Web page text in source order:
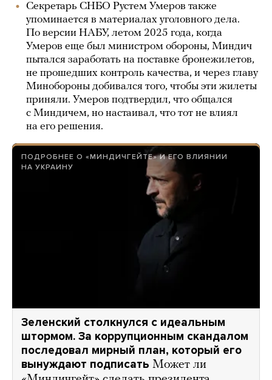
Секретарь СНБО Рустем Умеров также
упоминается в материалах уголовного дела.
По версии НАБУ, летом 2025 года, когда
Умеров еще был министром обороны, Миндич
пытался заработать на поставке бронежилетов,
не прошедших контроль качества, и через главу
Минобороны добивался того, чтобы эти жилеты
приняли. Умеров подтвердил, что общался
с Миндичем, но настаивал, что тот не влиял
на его решения.
ПОДРОБНЕЕ О «МИНДИЧГЕЙТЕ» И ЕГО ВЛИЯНИИ
НА УКРАИНУ
Зеленский столкнулся с идеальным
штормом. За коррупционным скандалом
последовал мирный план, который его
вынуждают подписать Может ли